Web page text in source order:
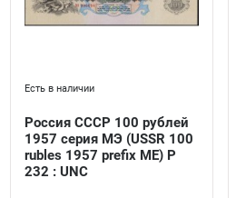
Есть в наличии
Россия СССР 100 рублей
1957 серия МЭ (USSR 100
rubles 1957 prefix ME) P
232 : UNC